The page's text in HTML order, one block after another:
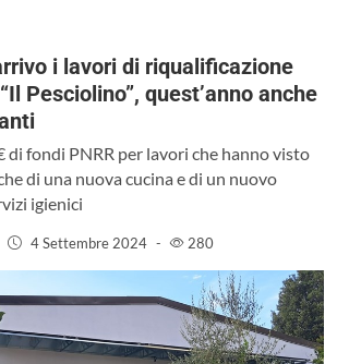
i lavori di riqualificazione
Pesciolino”, quest’anno anche
di fondi PNRR per lavori che hanno visto
di una nuova cucina e di un nuovo
igienici
4 Settembre 2024 - 280